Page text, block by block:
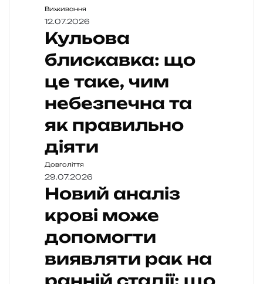
Виживання
12.07.2026
Кульова
блискавка: що
це таке, чим
небезпечна та
як правильно
діяти
Довголіття
29.07.2026
Новий аналіз
крові може
допомогти
виявляти рак на